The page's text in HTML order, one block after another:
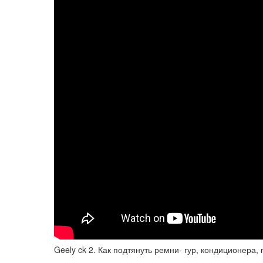
Geely ck 2. Как подтянуть ремни- гур, кондиционера,